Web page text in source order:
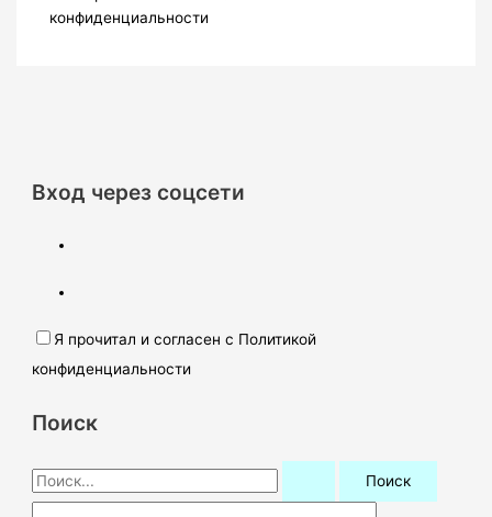
конфиденциальности
Вход через соцсети
Я прочитал и согласен с Политикой
конфиденциальности
Поиск
П
о